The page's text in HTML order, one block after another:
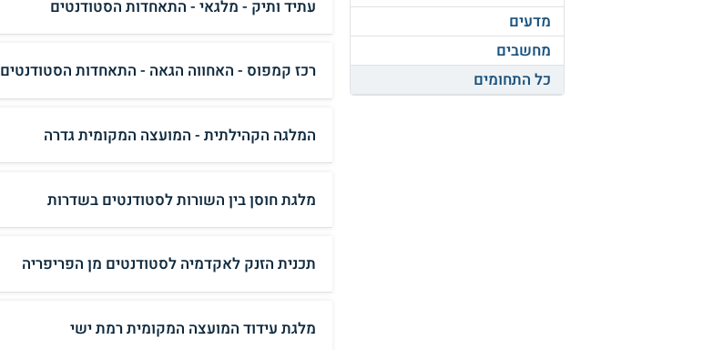
מדעים
מחשבים
כל התחומים
עתיד ותיק - מלגאי - התאחדות הסטודנטים
רכז קמפוס - האחווה הגאה - התאחדות הסטודנטים
המלגה הקהילתית - המועצה המקומית גדרה
מלגת חוסן בין השורות לסטודנטים בשדרות
תכנית הזנק לאקדמיה לסטודנטים מן הפריפריה
מלגת עידוד המועצה המקומית רמת ישי